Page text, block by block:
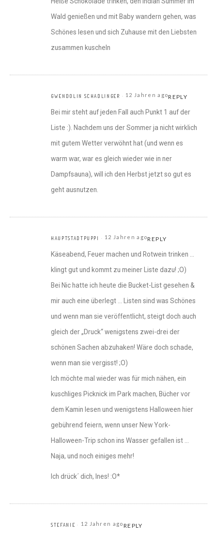
Wald genießen und mit Baby wandern gehen, was
Schönes lesen und sich Zuhause mit den Liebsten
zusammen kuscheln
GWENDOLIN SCHADLINGER 12 Jahren agoREPLY
Bei mir steht auf jeden Fall auch Punkt 1 auf der
Liste :). Nachdem uns der Sommer ja nicht wirklich
mit gutem Wetter verwöhnt hat (und wenn es
warm war, war es gleich wieder wie in ner
Dampfsauna), will ich den Herbst jetzt so gut es
geht ausnutzen.
HAUPTSTADTPUPPI 12 Jahren agoREPLY
Käseabend, Feuer machen und Rotwein trinken …
klingt gut und kommt zu meiner Liste dazu! ;O)
Bei Nic hatte ich heute die Bucket-List gesehen &
mir auch eine überlegt … Listen sind was Schönes
und wenn man sie veröffentlicht, steigt doch auch
gleich der „Druck“ wenigstens zwei-drei der
schönen Sachen abzuhaken! Wäre doch schade,
wenn man sie vergisst! ;O)
Ich möchte mal wieder was für mich nähen, ein
kuschliges Picknick im Park machen, Bücher vor
dem Kamin lesen und wenigstens Halloween hier
gebührend feiern, wenn unser New York-
Halloween-Trip schon ins Wasser gefallen ist …
Naja, und noch einiges mehr!
Ich drück´ dich, Ines! :O*
STEFANIE 12 Jahren agoREPLY